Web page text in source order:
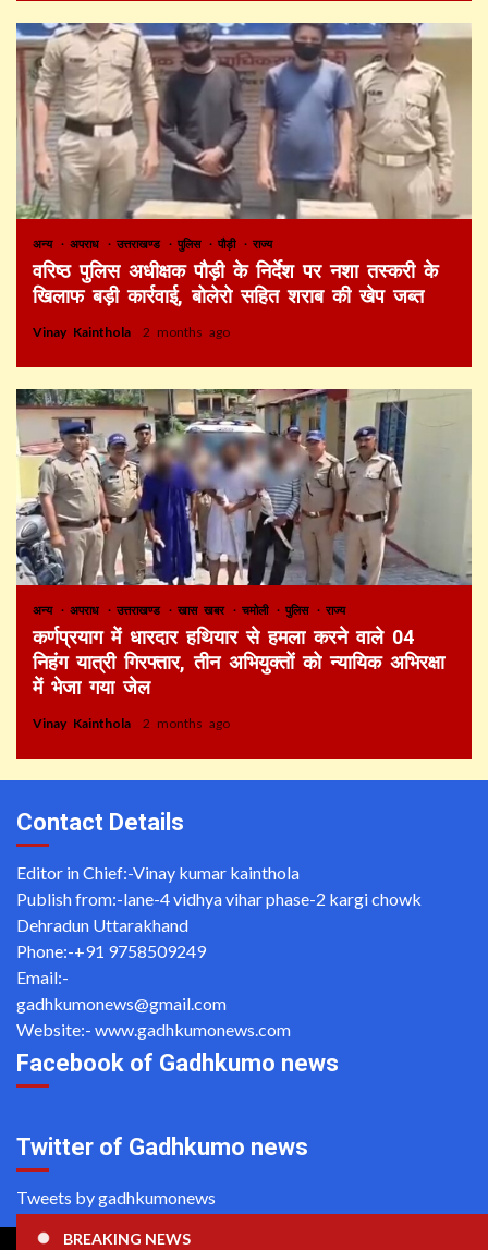
अन्य अपराध उत्तराखण्ड पुलिस पौड़ी राज्य
वरिष्ठ पुलिस अधीक्षक पौड़ी के निर्देश पर नशा तस्करी के
खिलाफ बड़ी कार्रवाई, बोलेरो सहित शराब की खेप जब्त
Vinay Kainthola 2 months ago
अन्य अपराध उत्तराखण्ड खास खबर चमोली पुलिस राज्य
कर्णप्रयाग में धारदार हथियार से हमला करने वाले 04
निहंग यात्री गिरफ्तार, तीन अभियुक्तों को न्यायिक अभिरक्षा
में भेजा गया जेल
Vinay Kainthola 2 months ago
Contact Details
Editor in Chief:-Vinay kumar kainthola
Publish from:-lane-4 vidhya vihar phase-2 kargi chowk
Dehradun Uttarakhand
Phone:-+91 9758509249
Email:-
gadhkumonews@gmail.com
Website:- www.gadhkumonews.com
Facebook of Gadhkumo news
Twitter of Gadhkumo news
Tweets by gadhkumonews
BREAKING NEWS